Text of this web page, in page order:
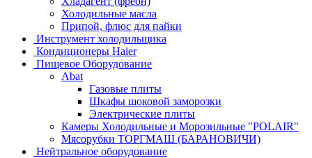
Холодильные масла
Припой, флюс для пайки
Инструмент холодильщика
Кондиционеры Haier
Пищевое Оборудование
Abat
Газовые плиты
Шкафы шоковой заморозки
Электрические плиты
Камеры Холодильные и Морозильные "POLAIR"
Мясорубки ТОРГМАШ (БАРАНОВИЧИ)
Нейтральное оборудование